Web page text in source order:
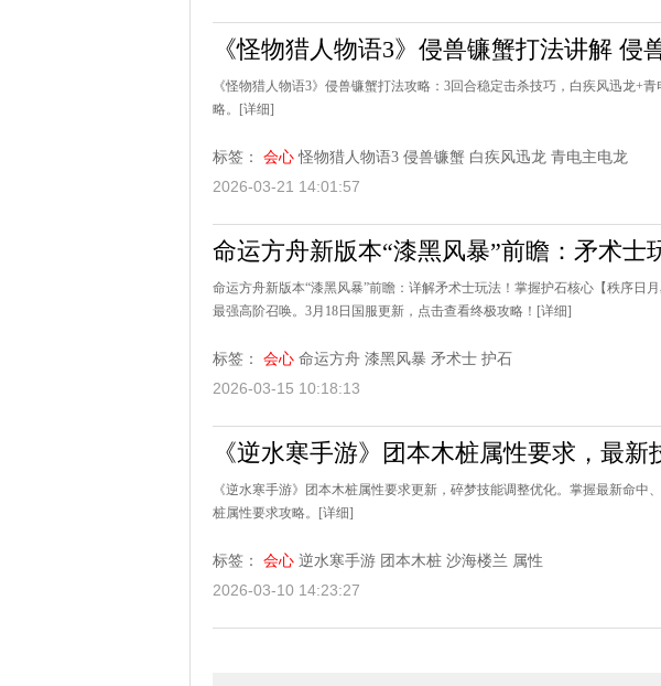
《怪物猎人物语3》侵兽镰蟹打法讲解 侵
《怪物猎人物语3》侵兽镰蟹打法攻略：3回合稳定击杀技巧，白疾风迅龙+
略。
[详细]
标签： 会心 怪物猎人物语3 侵兽镰蟹 白疾风迅龙 青电主电龙
2026-03-21 14:01:57
命运方舟新版本“漆黑风暴”前瞻：矛术士
命运方舟新版本“漆黑风暴”前瞻：详解矛术士玩法！掌握护石核心【秩序日
最强高阶召唤。3月18日国服更新，点击查看终极攻略！ [详细]
标签： 会心 命运方舟 漆黑风暴 矛术士 护石
2026-03-15 10:18:13
《逆水寒手游》团本木桩属性要求，最新
《逆水寒手游》团本木桩属性要求更新，碎梦技能调整优化。掌握最新命中
桩属性要求攻略。
[详细]
标签： 会心 逆水寒手游 团本木桩 沙海楼兰 属性
2026-03-10 14:23:27